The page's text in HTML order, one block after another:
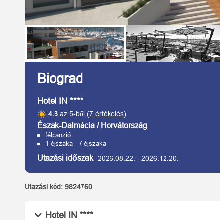
Biograd
Hotel IN ****
4.3 az 5-ből (7 értékelés)
Észak-Dalmácia / Horvátország
félpanzió
1 éjszaka - 7 éjszaka
Utazási időszak 2026.08.22. - 2026.12.20.
Utazási kód: 9824760
Hotel IN ****